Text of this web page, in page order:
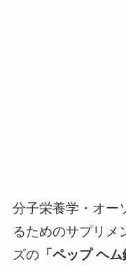
分子栄養学・オー
るためのサプリメ
ズの「ペップ ヘム